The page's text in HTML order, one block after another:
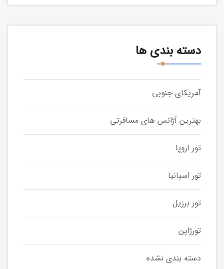
دسته بندی ها
آمریکای جنوبی
بهترین آژانس های مسافرتی
تور اروپا
تور اسپانیا
تور برزیل
تورژاپن
دسته بندی نشده